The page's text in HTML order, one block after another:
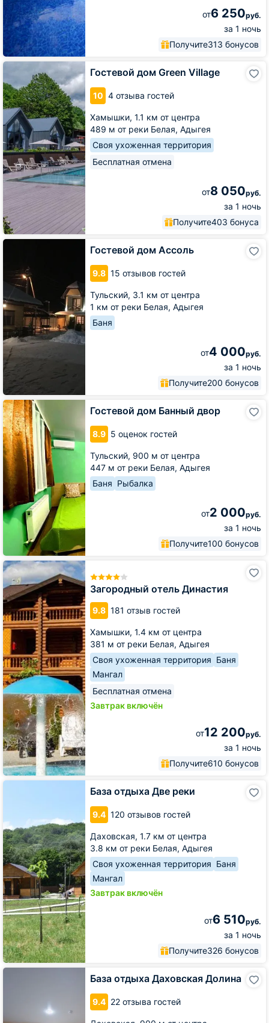
от6 250руб.
за 1 ночь
Получите313 бонусов
Гостевой дом Green Village
10 4 отзыва гостей
Хамышки, 1.1 км от центра
489 м от реки Белая, Адыгея
Своя ухоженная территория
Бесплатная отмена
от8 050руб.
за 1 ночь
Получите403 бонуса
Гостевой
Green
Village
Гостевой дом Ассоль
9.8 15 отзывов гостей
Тульский, 3.1 км от центра
1 км от реки Белая, Адыгея
Баня
от4 000руб.
за 1 ночь
Получите200 бонусов
Гостевой
Гостевой дом Банный двор
8.9 5 оценок гостей
Тульский, 900 м от центра
447 м от реки Белая, Адыгея
Баня Рыбалка
от2 000руб.
за 1 ночь
Получите100 бонусов
Гостевой
дом
Банный
двор
Загородный отель Династия
9.8 181 отзыв гостей
Хамышки, 1.4 км от центра
381 м от реки Белая, Адыгея
Своя ухоженная территория Баня
Мангал
Бесплатная отмена
Завтрак включён
от12 200руб.
за 1 ночь
Получите610 бонусов
Загородный
отель
Династия
База отдыха Две реки
9.4 120 отзывов гостей
Даховская, 1.7 км от центра
3.8 км от реки Белая, Адыгея
Своя ухоженная территория Баня
Мангал
Завтрак включён
от6 510руб.
за 1 ночь
Получите326 бонусов
База
База отдыха Даховская Долина
9.4 22 отзыва гостей
База